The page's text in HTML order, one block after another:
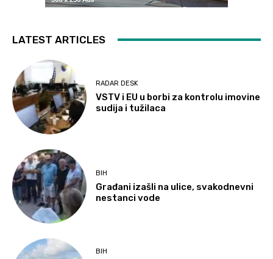
LATEST ARTICLES
RADAR DESK
VSTV i EU u borbi za kontrolu imovine
sudija i tužilaca
BIH
Građani izašli na ulice, svakodnevni
nestanci vode
BIH